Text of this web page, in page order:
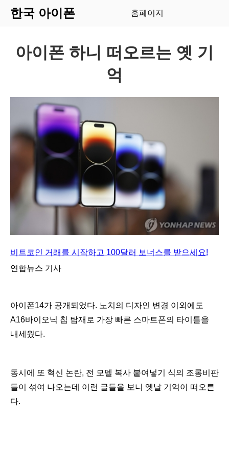
한국 아이폰 홈페이지
아이폰 하니 떠오르는 옛 기
억
비트코인 거래를 시작하고 100달러 보너스를 받으세요!
연합뉴스 기사
아이폰14가 공개되었다. 노치의 디자인 변경 이외에도
A16바이오닉 칩 탑재로 가장 빠른 스마트폰의 타이틀을
내세웠다.
동시에 또 혁신 논란, 전 모델 복사 붙여넣기 식의 조롱비판
들이 섞여 나오는데 이런 글들을 보니 옛날 기억이 떠오른
다.